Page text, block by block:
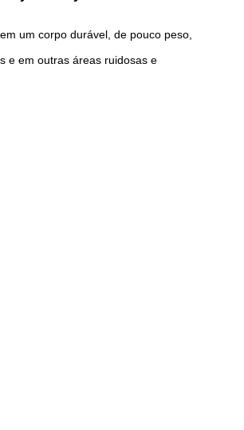
um corpo durável, de pouco peso,
e em outras áreas ruidosas e